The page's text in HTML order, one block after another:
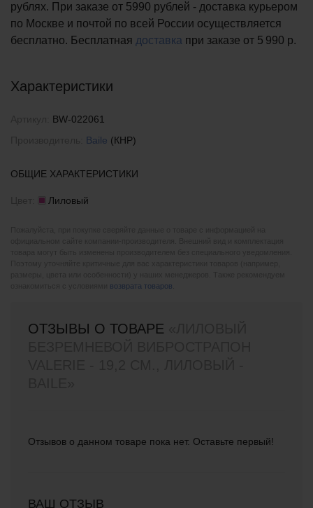
рублях. При заказе от 5990 рублей - доставка курьером
по Москве и почтой по всей России осуществляется
бесплатно. Бесплатная доставка при заказе от 5 990 р.
Характеристики
BW-022061
Baile (КНР)
ОБЩИЕ ХАРАКТЕРИСТИКИ
Лиловый
возврата товаров
ОТЗЫВЫ О ТОВАРЕ
Отзывов о данном товаре пока нет. Оставьте первый!
ВАШ ОТЗЫВ